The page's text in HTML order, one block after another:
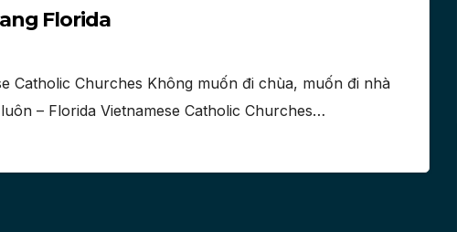
Florida
Catholic Churches Không muốn đi chùa, muốn đi nhà
– Florida Vietnamese Catholic Churches…